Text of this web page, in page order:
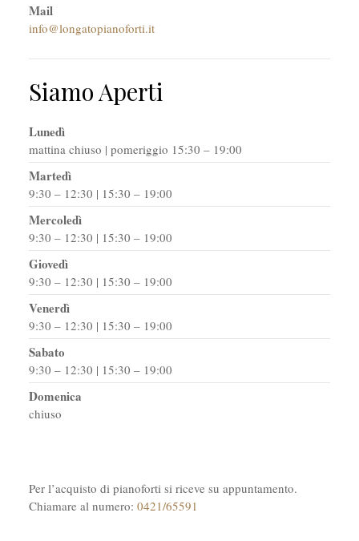
Mail
info@longatopianoforti.it
Siamo Aperti
Lunedì
mattina chiuso | pomeriggio 15:30 – 19:00
Martedì
9:30 – 12:30 | 15:30 – 19:00
Mercoledì
9:30 – 12:30 | 15:30 – 19:00
Giovedì
9:30 – 12:30 | 15:30 – 19:00
Venerdì
9:30 – 12:30 | 15:30 – 19:00
Sabato
9:30 – 12:30 | 15:30 – 19:00
Domenica
chiuso
Per l’acquisto di pianoforti si riceve su appuntamento.
Chiamare al numero: 0421/65591